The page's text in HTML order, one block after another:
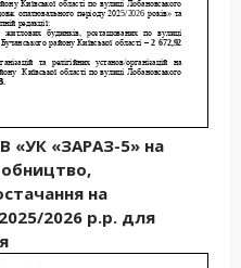
«УК «ЗАРАЗ-5» на
на
2026 р.р. для